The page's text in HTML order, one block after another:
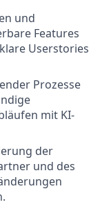
und
Features
Userstories
Prozesse
mit KI-
der
und des